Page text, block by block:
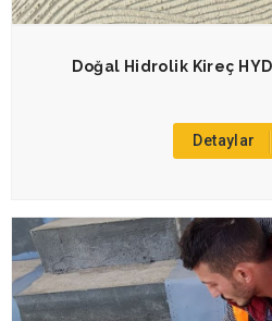
Doğal Hidrolik Kireç
Detaylar